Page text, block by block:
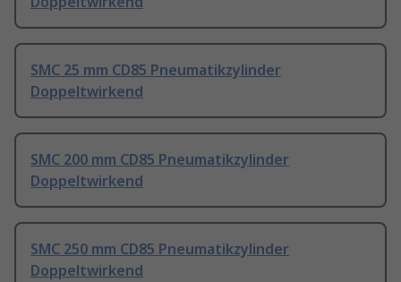
SMC 25 mm CD85 Pneumatikzylinder
Doppeltwirkend
SMC 200 mm CD85 Pneumatikzylinder
Doppeltwirkend
SMC 250 mm CD85 Pneumatikzylinder
Doppeltwirkend